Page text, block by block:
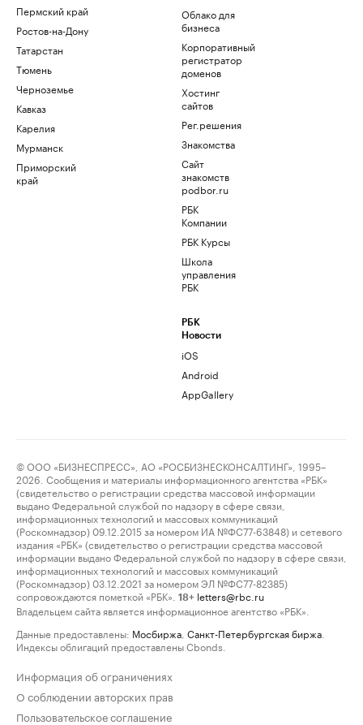
Пермский край
Ростов-на-Дону
Татарстан
Тюмень
Черноземье
Кавказ
Карелия
Мурманск
Приморский
край
Облако для
бизнеса
Корпоративный
регистратор
доменов
Хостинг
сайтов
Рег.решения
Знакомства
Сайт
знакомств
podbor.ru
РБК
Компании
РБК Курсы
Школа
управления
РБК
РБК
Новости
iOS
Android
AppGallery
© ООО «БИЗНЕСПРЕСС», АО «РОСБИЗНЕСКОНСАЛТИНГ», 1995–
2026. Сообщения и материалы информационного агентства «РБК»
(свидетельство о регистрации средства массовой информации
выдано Федеральной службой по надзору в сфере связи,
информационных технологий и массовых коммуникаций
(Роскомнадзор) 09.12.2015 за номером ИА №ФС77-63848) и сетевого
издания «РБК» (свидетельство о регистрации средства массовой
информации выдано Федеральной службой по надзору в сфере связи,
информационных технологий и массовых коммуникаций
(Роскомнадзор) 03.12.2021 за номером ЭЛ №ФС77-82385)
сопровождаются пометкой «РБК».
18+ letters@rbc.ru
Владельцем сайта является информационное агентство «РБК».
Данные предоставлены: Мосбиржа Санкт-Петербургская биржа
Индексы облигаций предоставлены Cbonds.
Информация об ограничениях
О соблюдении авторских прав
Пользовательское соглашение